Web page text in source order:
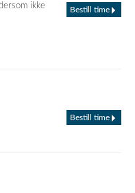
ikke
Bestill time
Bestill time